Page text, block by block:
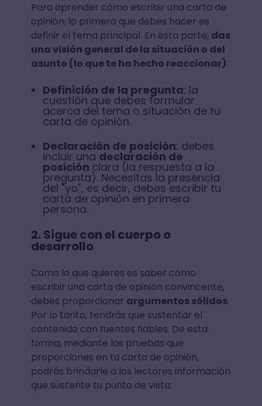
Para aprender cómo escribir una carta de
opinión, lo primero que debes hacer es
definir el tema principal. En esta parte, das
una visión general de la situación o del
asunto (lo que te ha hecho reaccionar).
Definición de la pregunta: la
cuestión que debes formular
acerca del tema o situación de tu
carta de opinión.
Declaración de posición: debes
incluir una declaración de
posición clara (la respuesta a la
pregunta). Necesitas la presencia
del "yo", es decir, debes escribir tu
carta de opinión en primera
persona.
2. Sigue con el cuerpo o
desarrollo
Como lo que quieres es saber cómo
escribir una carta de opinión convincente,
debes proporcionar argumentos sólidos.
Por lo tanto, tendrás que sustentar el
contenido con fuentes fiables. De esta
forma, mediante las pruebas que
proporciones en tu carta de opinión,
podrás brindarle a los lectores información
que sustente tu punto de vista.